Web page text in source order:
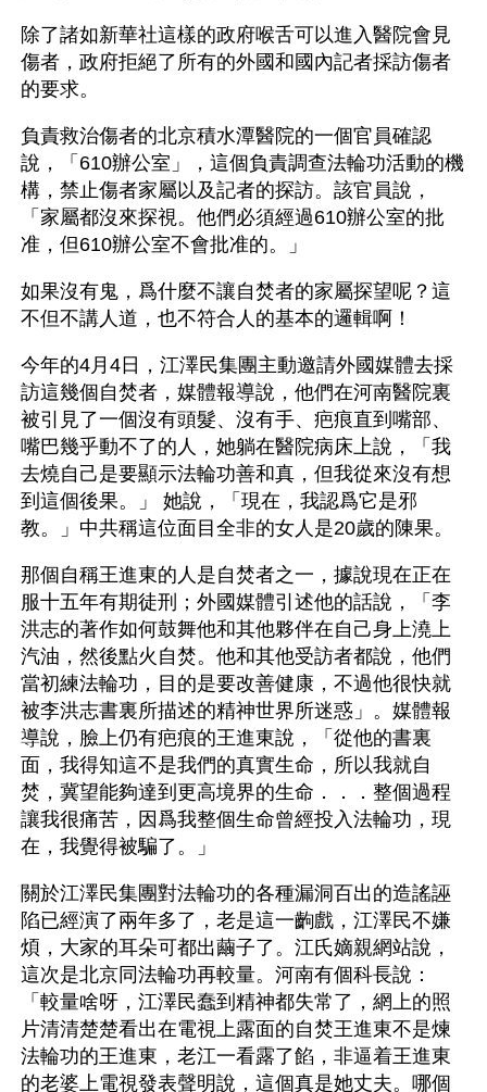
除了諸如新華社這樣的政府喉舌可以進入醫院會見
傷者，政府拒絕了所有的外國和國內記者採訪傷者
的要求。
負責救治傷者的北京積水潭醫院的一個官員確認
說，「610辦公室」，這個負責調查法輪功活動的機
構，禁止傷者家屬以及記者的探訪。該官員說，
「家屬都沒來探視。他們必須經過610辦公室的批
准，但610辦公室不會批准的。」
如果沒有鬼，爲什麼不讓自焚者的家屬探望呢？這
不但不講人道，也不符合人的基本的邏輯啊！
今年的4月4日，江澤民集團主動邀請外國媒體去採
訪這幾個自焚者，媒體報導說，他們在河南醫院裏
被引見了一個沒有頭髮、沒有手、疤痕直到嘴部、
嘴巴幾乎動不了的人，她躺在醫院病床上說，「我
去燒自己是要顯示法輪功善和真，但我從來沒有想
到這個後果。」 她說，「現在，我認爲它是邪
教。」中共稱這位面目全非的女人是20歲的陳果。
那個自稱王進東的人是自焚者之一，據說現在正在
服十五年有期徒刑；外國媒體引述他的話說，「李
洪志的著作如何鼓舞他和其他夥伴在自己身上澆上
汽油，然後點火自焚。他和其他受訪者都說，他們
當初練法輪功，目的是要改善健康，不過他很快就
被李洪志書裏所描述的精神世界所迷惑」。媒體報
導說，臉上仍有疤痕的王進東說，「從他的書裏
面，我得知這不是我們的真實生命，所以我就自
焚，冀望能夠達到更高境界的生命．．．整個過程
讓我很痛苦，因爲我整個生命曾經投入法輪功，現
在，我覺得被騙了。」
關於江澤民集團對法輪功的各種漏洞百出的造謠誣
陷已經演了兩年多了，老是這一齣戲，江澤民不嫌
煩，大家的耳朵可都出繭子了。江氏嫡親網站說，
這次是北京同法輪功再較量。河南有個科長說：
「較量啥呀，江澤民蠢到精神都失常了，網上的照
片清清楚楚看出在電視上露面的自焚王進東不是煉
法輪功的王進東，老江一看露了餡，非逼着王進東
的老婆上電視發表聲明說，這個真是她丈夫。哪個